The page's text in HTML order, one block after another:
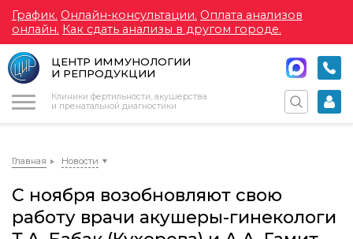
График. Онлайн-консультации. Оплата анализов
онлайн. Как сдать анализы в другом городе.
ЦЕНТР ИММУНОЛОГИИ
И РЕПРОДУКЦИИ
Клиники фертильности, акушерства
и пренатальной диагностики
Главная Новости
С ноября возобновляют свою
работу врачи акушеры-гинекологи